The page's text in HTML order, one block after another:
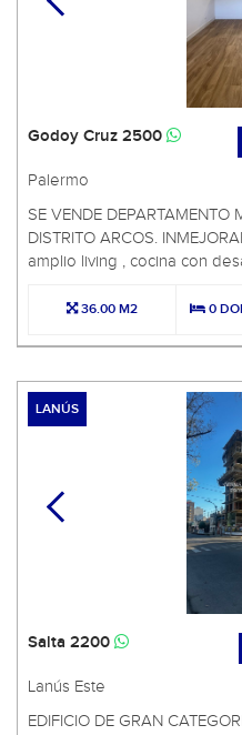
Godoy Cruz 2500
Palermo
SE VENDE DEPARTAMENTO
DISTRITO ARCOS.
amplio living , cocina con
36.00 M2 0
LANÚS
Salta 2200
Lanús Este
EDIFICIO DE GRAN